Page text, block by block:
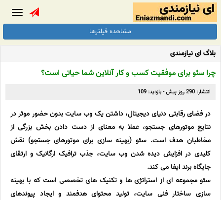
مشاهده فیلترها
بلاگ ای نیازمندی
چرا سئو برای موفقیت کسب و کار آنلاین شما حیاتی است؟
انتشار: 290 روز پیش - بازدید: 109
در فضای رقابتی دنیای دیجیتال، داشتن یک وب سایت بدون حضور موثر در
نتایج موتورهای جستجو، عملا به معنای از دست دادن بخش بزرگی از
مخاطبان هدف است. سئو (بهینه سازی برای موتورهای جستجو) نقش
کلیدی در افزایش دیده شدن وب سایت، جذب ترافیک ارگانیک و ارتقای
جایگاه برند ایفا می کند.
سئو مجموعه ای از استراتژی ها و تکنیک های تخصصی است که با بهینه
سازی ساختار فنی سایت، تولید محتوای هدفمند و ایجاد پیوندهای